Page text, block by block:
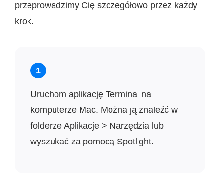
przeprowadzimy Cię szczegółowo przez każdy
krok.
1
Uruchom aplikację Terminal na
komputerze Mac. Można ją znaleźć w
folderze Aplikacje > Narzędzia lub
wyszukać za pomocą Spotlight.